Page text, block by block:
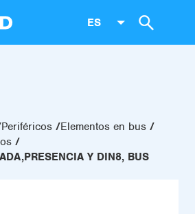
ES
Periféricos
Elementos en bus
Y DIN8, BUS